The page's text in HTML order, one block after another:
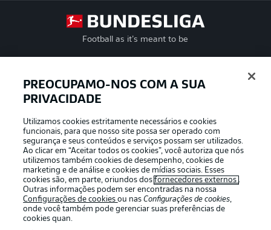
Football as it’s meant to be
APLICATIVO DA BUNDESLIGA
Oferecido por
PREOCUPAMO-NOS COM A SUA
PRIVACIDADE
Utilizamos cookies estritamente necessários e cookies
funcionais, para que nosso site possa ser operado com
segurança e seus conteúdos e serviços possam ser utilizados.
Ao clicar em “Aceitar todos os cookies”, você autoriza que nós
utilizemos também cookies de desempenho, cookies de
marketing e de análise e cookies de mídias sociais. Esses
cookies são, em parte, oriundos dosfornecedores externos .
Outras informações podem ser encontradas na nossa
Configurações de cookiesou nasConfigurações de cookies,
onde você também pode gerenciar suas preferências de
cookies quan.